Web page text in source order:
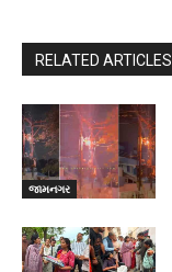
RELATED ARTICLES
જામનગર